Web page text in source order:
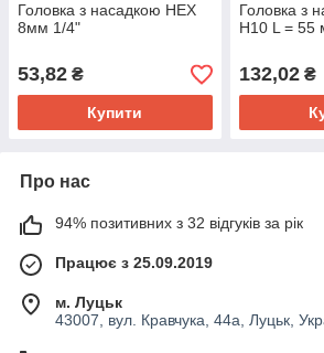
Головка з насадкою HEX
8мм 1/4"
53,82 ₴
Купити
Головка з
H10 L = 55
132,02₴
Про нас
94% позитивних з 32 відгуків за рік
Працює з 25.09.2019
м. Луцьк
43007, вул. Кравчука, 44а, Луцьк,